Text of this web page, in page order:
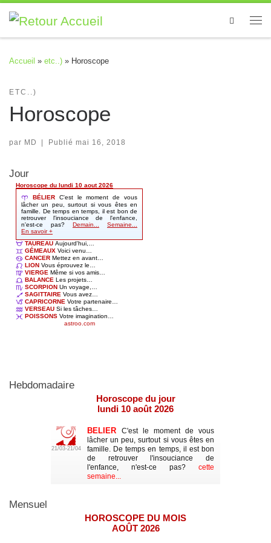
Skip to content
Search
Accueil » etc..) » Horoscope
ETC..)
Horoscope
par MD Publié mai 16, 2018
Jour
Hebdomadaire
Mensuel